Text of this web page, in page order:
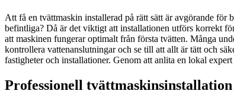
Att få en tvättmaskin installerad på rätt sätt är avgörande
befintliga? Då är det viktigt att installationen utförs korrekt
att maskinen fungerar optimalt från första tvätten. Många
kontrollera vattenanslutningar och se till att allt är tätt och
fastigheter och installationer. Genom att anlita en lokal
Professionell